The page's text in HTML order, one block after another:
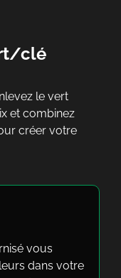
clé
le vert
et combinez
créer votre
vous
dans votre